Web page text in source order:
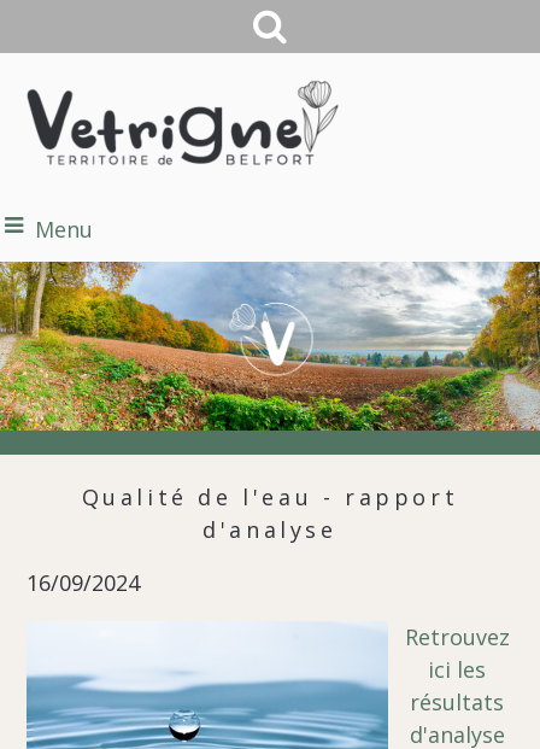
Menu
Qualité de l'eau - rapport
d'analyse
16/09/2024
Retrouvez
ici les
résultats
d'analyse